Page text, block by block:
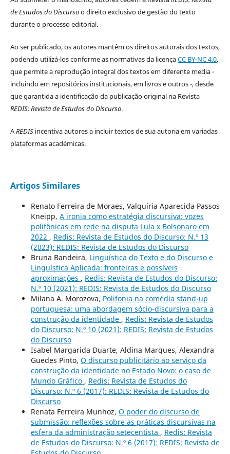
de Estudos do Discursoo direito exclusivo de gestão do texto
durante o processo editorial.
Ao ser publicado, os autores mantêm os direitos autorais dos textos,
podendo utilizá-los conforme as normativas da licençaCC BY-NC 4.0,
que permite a reprodução integral dos textos em diferente media -
incluindo em repositórios institucionais, em livros e outros -, desde
que garantida a identificação da publicação original na Revista
REDIS: Revista de Estudos do Discurso.
AREDISincentiva autores a incluir textos de sua autoria em variadas
plataformas académicas.
Artigos Similares
Renato Ferreira de Moraes, Valquíria Aparecida Passos
Kneipp, A ironia como estratégia discursiva: vozes
polifônicas em rede na disputa Lula x Bolsonaro em
2022 , Redis: Revista de Estudos do Discurso: N.º 13
(2023): REDIS: Revista de Estudos do Discurso
Bruna Bandeira, Linguística do Texto e do Discurso e
Linguística Aplicada: fronteiras e possíveis
aproximações , Redis: Revista de Estudos do Discurso:
N.º 10 (2021): REDIS: Revista de Estudos do Discurso
Milana A. Morozova, Polifonia na comédia stand-up
portuguesa: uma abordagem sócio-discursiva para a
construção da identidade , Redis: Revista de Estudos
do Discurso: N.º 10 (2021): REDIS: Revista de Estudos
do Discurso
Isabel Margarida Duarte, Aldina Marques, Alexandra
Guedes Pinto, O discurso publicitário ao serviço da
construção da identidade no Estado Novo: o caso de
Mundo Gráfico , Redis: Revista de Estudos do
Discurso: N.º 6 (2017): REDIS: Revista de Estudos do
Discurso
Renata Ferreira Munhoz, O poder do discurso de
submissão: reflexões sobre as práticas discursivas na
esfera da administração setecentista , Redis: Revista
de Estudos do Discurso: N.º 6 (2017): REDIS: Revista de